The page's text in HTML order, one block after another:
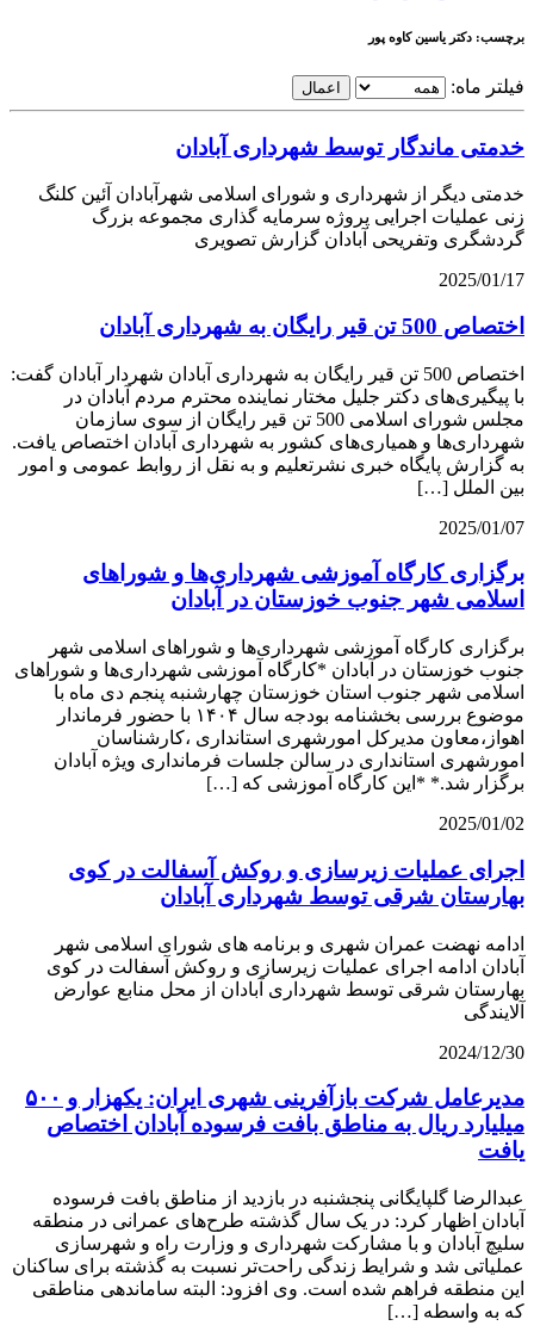
برچسب: دکتر یاسین کاوه پور
فیلتر ماه: اعمال
خدمتی ماندگار توسط شهرداری آبادان
خدمتی دیگر از شهرداری و شورای اسلامی شهرآبادان آئین کلنگ
زنی عملیات اجرایی پروژه سرمایه گذاری مجموعه بزرگ
گردشگری وتفریحی آبادان گزارش تصویری
2025/01/17
اختصاص 500 تن قیر رایگان به شهرداری آبادان
اختصاص 500 تن قیر رایگان به شهرداری آبادان شهردار آبادان گفت:
با پیگیری‌های دکتر جلیل مختار نماینده محترم مردم آبادان در
مجلس شورای اسلامی 500 تن قیر رایگان از سوی سازمان
شهرداری‌ها و همیاری‌های کشور به شهرداری آبادان اختصاص یافت.
به گزارش پایگاه خبری نشرتعلیم و به نقل از روابط عمومی و امور
بین الملل […]
2025/01/07
برگزاری کارگاه آموزشی شهرداری‌ها و شوراهای
اسلامی شهر جنوب خوزستان در آبادان
برگزاری کارگاه آموزشی شهرداری‌ها و شوراهای اسلامی شهر
جنوب خوزستان در آبادان *کارگاه آموزشی شهرداری‌ها و شوراهای
اسلامی شهر جنوب استان خوزستان چهارشنبه پنجم دی ماه با
موضوع بررسی بخشنامه بودجه سال ۱۴۰۴ با حضور فرماندار
اهواز،معاون مدیرکل امورشهری استانداری ،کارشناسان
امورشهری استانداری در سالن جلسات فرمانداری ویژه آبادان
برگزار شد.* *این کارگاه آموزشی که […]
2025/01/02
اجرای عملیات زیرسازی و روکش آسفالت در کوی
بهارستان شرقی توسط شهرداری آبادان
ادامه نهضت عمران شهری و برنامه های شورای اسلامی شهر
آبادان ادامه اجرای عملیات زیرسازی و روکش آسفالت در کوی
بهارستان شرقی توسط شهرداری آبادان از محل منابع عوارض
آلایندگی
2024/12/30
مدیرعامل شرکت بازآفرینی شهری ایران: یکهزار و ۵۰۰
میلیارد ریال به مناطق بافت فرسوده آبادان اختصاص
یافت
عبدالرضا گلپایگانی پنجشنبه در بازدید از مناطق بافت فرسوده
آبادان اظهار کرد: در یک سال گذشته طرح‌های عمرانی در منطقه
سلیچ آبادان و با مشارکت شهرداری و وزارت راه و شهرسازی
عملیاتی شد و شرایط زندگی راحت‌تر نسبت به گذشته برای ساکنان
این منطقه فراهم شده است. وی افزود: البته ساماندهی مناطقی
که به واسطه […]